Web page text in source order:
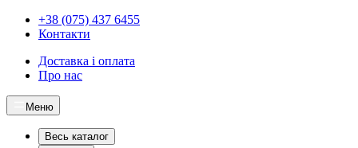
+38 (075) 437 6455
Контакти
Доставка і оплата
Про нас
Меню
Весь каталог